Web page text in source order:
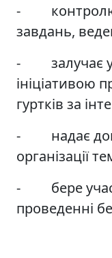
-
завдань,
- залучає
ініціативою
гуртків за
- надає
організації
- бере
проведенні